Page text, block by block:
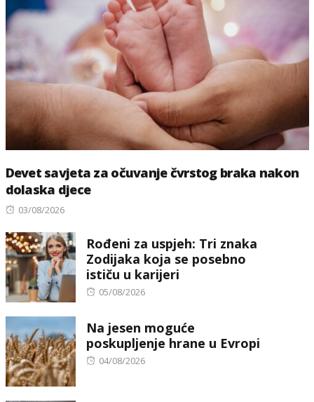
Devet savjeta za očuvanje čvrstog braka nakon
dolaska djece
Posted
03/08/2026
Rođeni za uspjeh: Tri znaka
Zodijaka koja se posebno
ističu u karijeri
Posted
05/08/2026
Na jesen moguće
poskupljenje hrane u Evropi
Posted
04/08/2026